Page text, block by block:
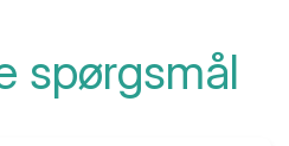
spørgsmål